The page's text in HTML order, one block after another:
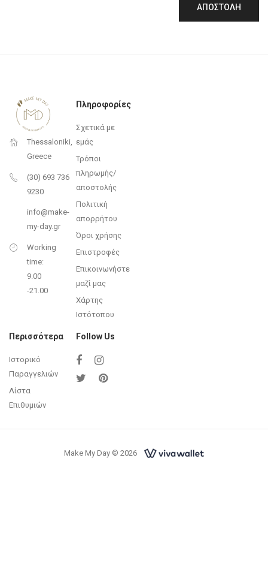
Thessaloniki,
Greece
(30) 693 736
9230
info@make-
my-day.gr
Working
time:
9.00
-21.00
Πληροφορίες
Σχετικά με
εμάς
Τρόποι
πληρωμής/
αποστολής
Πολιτική
απορρήτου
Όροι χρήσης
Επιστροφές
Επικοινωνήστε
μαζί μας
Χάρτης
Ιστότοπου
Περισσότερα
Ιστορικό
Παραγγελιών
Λίστα
Επιθυμιών
Follow Us
Make My Day © 2026